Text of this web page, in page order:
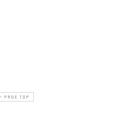
PAGE TOP